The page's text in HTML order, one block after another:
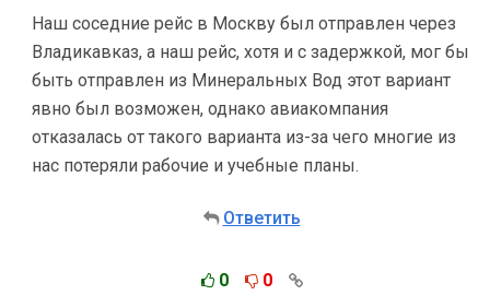
Наш соседние рейс в Москву был отправлен через
Владикавказ, а наш рейс, хотя и с задержкой, мог бы
быть отправлен из Минеральных Вод этот вариант
явно был возможен, однако авиакомпания
отказалась от такого варианта из-за чего многие из
нас потеряли рабочие и учебные планы.
Ответить
0 0